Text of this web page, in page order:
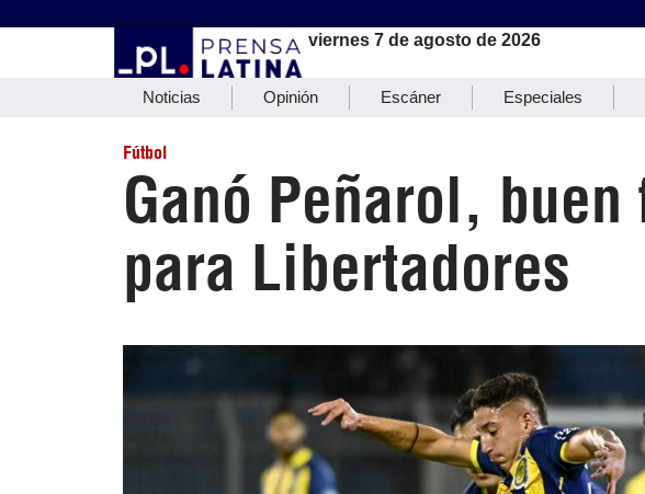
viernes 7 de agosto de 2026
Noticias Opinión Escáner Especiales
Fútbol
Ganó Peñarol,
para Libertadores